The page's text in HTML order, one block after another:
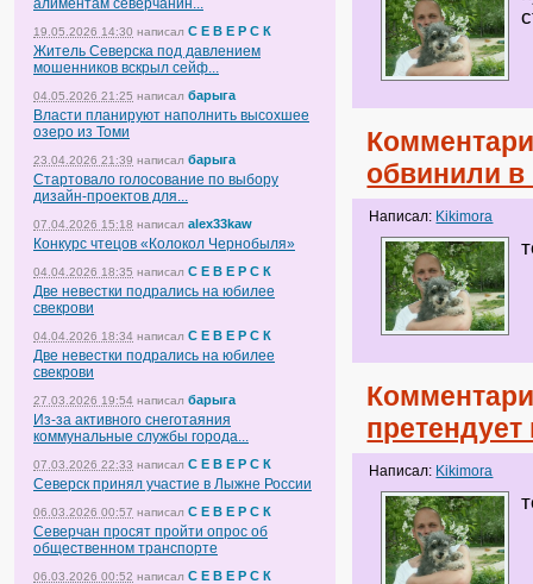
алиментам северчанин...
19.05.2026 14:30 написал С Е В Е Р С К
Житель Северска под давлением
мошенников вскрыл сейф...
04.05.2026 21:25 написал барыга
Власти планируют наполнить высохшее
озеро из Томи
23.04.2026 21:39 написал барыга
Стартовало голосование по выбору
дизайн-проектов для...
07.04.2026 15:18 написал alex33kaw
Конкурс чтецов «Колокол Чернобыля»
04.04.2026 18:35 написал С Е В Е Р С К
Две невестки подрались на юбилее
свекрови
04.04.2026 18:34 написал С Е В Е Р С К
Две невестки подрались на юбилее
свекрови
27.03.2026 19:54 написал барыга
Из-за активного снеготаяния
коммунальные службы города...
07.03.2026 22:33 написал С Е В Е Р С К
Северск принял участие в Лыжне России
06.03.2026 00:57 написал С Е В Е Р С К
Северчан просят пройти опрос об
общественном транспорте
06.03.2026 00:52 написал С Е В Е Р С К
обвинили
Написал: Kikimora
Написал: Kikimora